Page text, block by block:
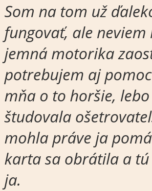
Som na tom už
fungovať, ale
jemná motorika
potrebujem aj
mňa o to horšie,
študovala
mohla práve ja
karta sa obrátila a
ja.